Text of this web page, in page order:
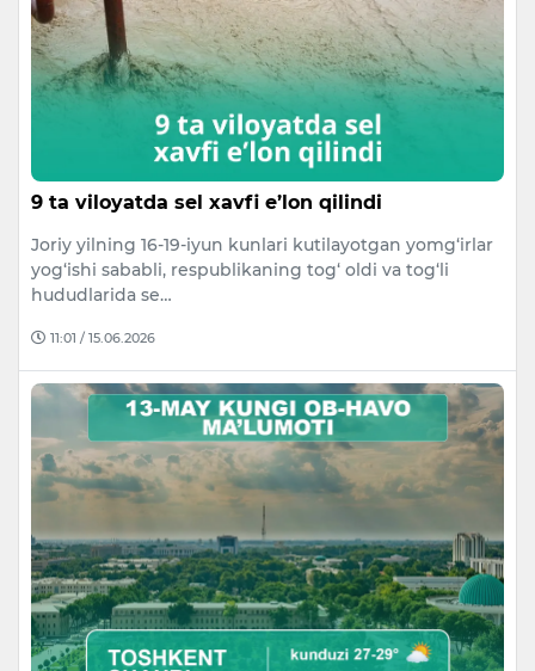
9 ta viloyatda sel xavfi e’lon qilindi
Joriy yilning 16-19-iyun kunlari kutilayotgan yomg‘irlar
yog‘ishi sababli, respublikaning tog‘ oldi va tog‘li
hududlarida se…
11:01 / 15.06.2026